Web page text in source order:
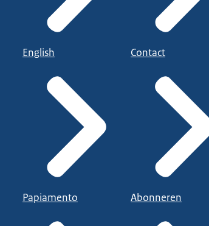
English
Papiamento
Contact
Abonneren